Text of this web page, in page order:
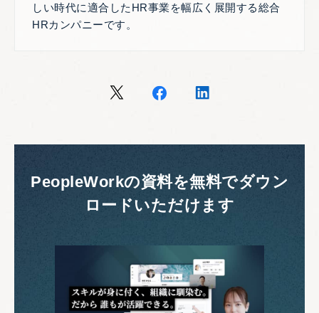
しい時代に適合したHR事業を幅広く展開する総合
HRカンパニーです。
PeopleWorkの資料を無料でダウン
ロードいただけます